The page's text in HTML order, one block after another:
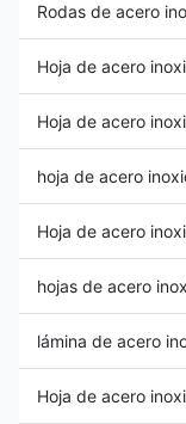
Rodas de acero
Hoja de acero
Hoja de acero
hoja de acero
Hoja de acero
hojas de acero
lámina de acero
Hoja de acero